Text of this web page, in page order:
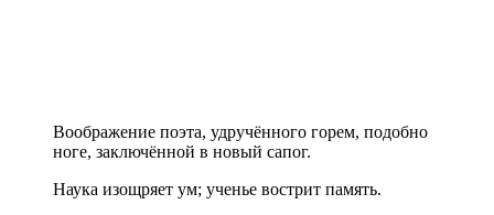
Воображение поэта, удручённого горем, подобно
ноге, заключённой в новый сапог.
Наука изощряет ум; ученье вострит память.